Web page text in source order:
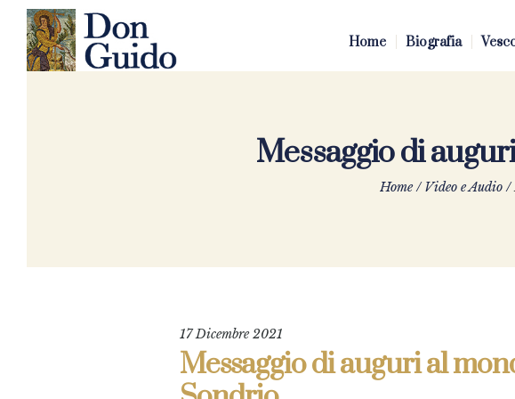
Home Biografia
Messaggio di
Home /Video e Audio /
17 Dicembre 2021
Messaggio di auguri al